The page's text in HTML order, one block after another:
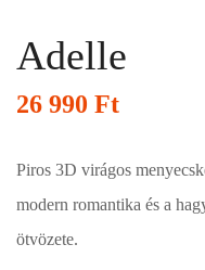
Adelle
26 990 Ft
Piros 3D virágos
modern romantika és a
ötvözete.